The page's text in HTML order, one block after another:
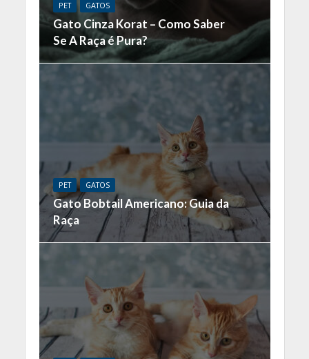
PET GATOS
Gato Cinza Korat – Como Saber
Se A Raça é Pura?
PET GATOS
Gato Bobtail Americano: Guia da
Raça